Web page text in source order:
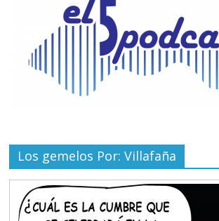
Los gemelos Por: Villafaña